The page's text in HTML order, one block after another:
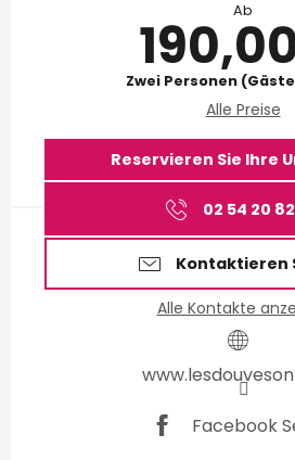
Ab
Zwei Personen
Alle Preise
Reservieren Sie Ihre
02 54 20 82
Kontaktieren
Alle Kontakte
Facebook